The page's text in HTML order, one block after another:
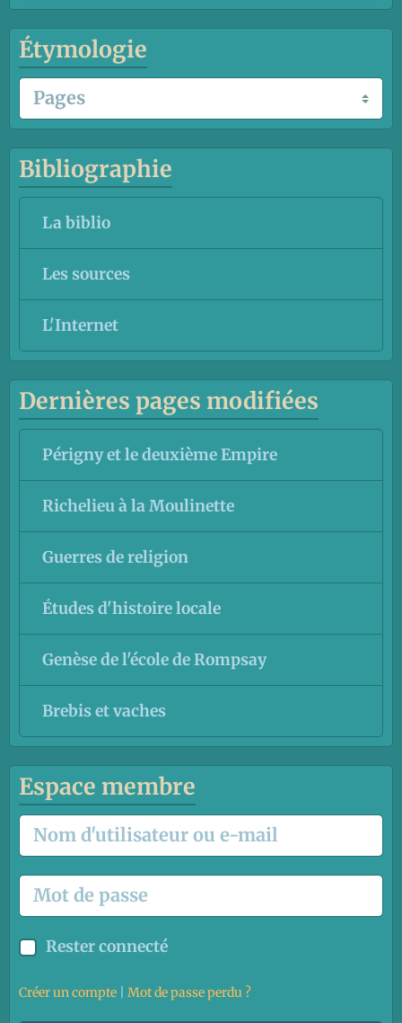
Étymologie
Bibliographie
La biblio
Les sources
L'Internet
Dernières pages modifiées
Périgny et le deuxième Empire
Richelieu à la Moulinette
Guerres de religion
Études d'histoire locale
Genèse de l'école de Rompsay
Brebis et vaches
Espace membre
Rester connecté
Créer un compte Mot de passe perdu ?